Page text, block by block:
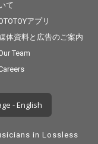
て
アプリ
体資料と広告のご案内
Team
- English
in Lossless